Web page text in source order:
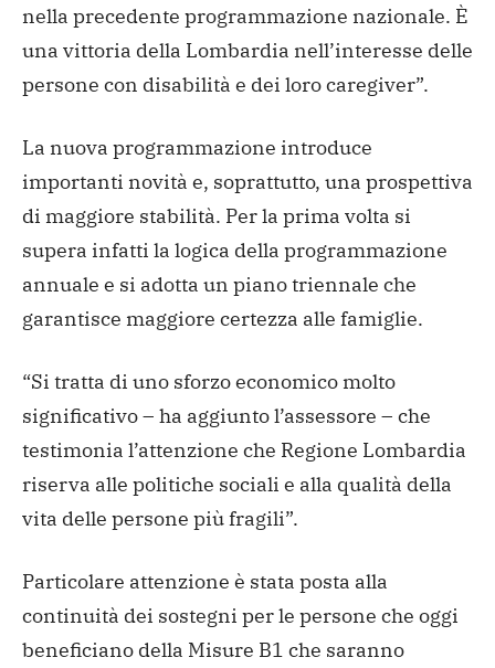
nella precedente programmazione nazionale. È
una vittoria della Lombardia nell’interesse delle
persone con disabilità e dei loro caregiver”.
La nuova programmazione introduce
importanti novità e, soprattutto, una prospettiva
di maggiore stabilità. Per la prima volta si
supera infatti la logica della programmazione
annuale e si adotta un piano triennale che
garantisce maggiore certezza alle famiglie.
“Si tratta di uno sforzo economico molto
significativo – ha aggiunto l’assessore – che
testimonia l’attenzione che Regione Lombardia
riserva alle politiche sociali e alla qualità della
vita delle persone più fragili”.
Particolare attenzione è stata posta alla
continuità dei sostegni per le persone che oggi
beneficiano della Misure B1 che saranno